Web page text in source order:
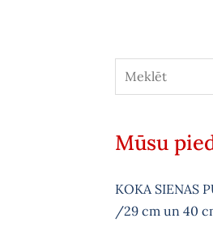
Mūsu
KOKA SIENAS
/29 cm un 40